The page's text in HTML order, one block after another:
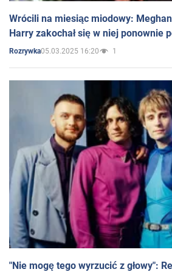
Wrócili na miesiąc miodowy:
Harry zakochał się w niej ponownie
Rozrywka05.03.2025 16:20 1
"Nie mogę tego wyrzucić z głowy":